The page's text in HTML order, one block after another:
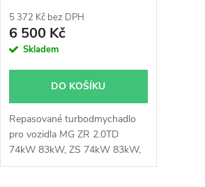
r
o
u
k
r
o
d
u
k
5 372 Kč bez DPH
6 500 Kč
Skladem
DO KOŠÍKU
Repasované turbodmychadlo
pro vozidla MG ZR 2.0TD
74kW 83kW, ZS 74kW 83kW,
Rover 200, 25, 400, 45, 600